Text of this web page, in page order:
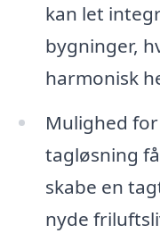
kan let
bygninger,
harmonisk
Mulighed
tagløsning
skabe en
nyde